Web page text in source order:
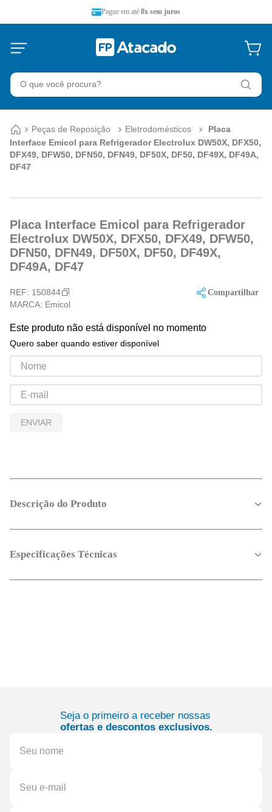
Pague em até 8x sem juros
O que você procura?
Peças de Reposição Eletrodomésticos
Placa
Interface Emicol para Refrigerador Electrolux DW50X, DFX50,
DFX49, DFW50, DFN50, DFN49, DF50X, DF50, DF49X, DF49A,
DF47
Placa Interface Emicol para Refrigerador
Electrolux DW50X, DFX50, DFX49, DFW50,
DFN50, DFN49, DF50X, DF50, DF49X,
DF49A, DF47
REF: 150844
MARCA: Emicol
Compartilhar
Este produto não está disponível no momento
Quero saber quando estiver disponível
ENVIAR
Descrição do Produto
Especificações Técnicas
Seja o primeiro a receber nossas
ofertas e descontos exclusivos.